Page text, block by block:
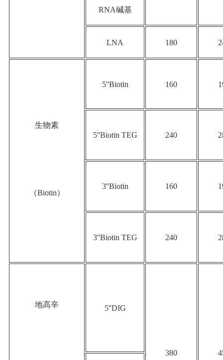
RNA碱基
LNA 180
生物素
（Biotin）
5''Biotin 160
5''Biotin TEG 240
3''Biotin 160
3''Biotin TEG 240
地高辛 5''DIG
380